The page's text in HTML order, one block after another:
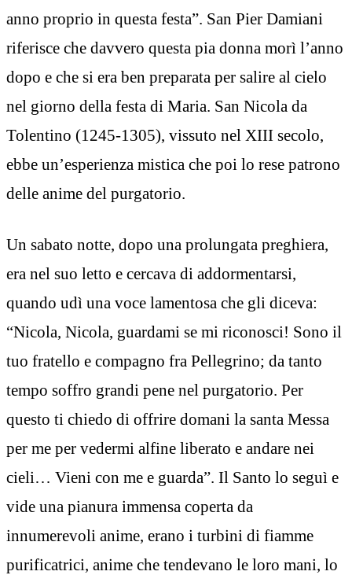
anno proprio in questa festa”. San Pier Damiani
riferisce che davvero questa pia donna morì l’anno
dopo e che si era ben preparata per salire al cielo
nel giorno della festa di Maria. San Nicola da
Tolentino (1245-1305), vissuto nel XIII secolo,
ebbe un’esperienza mistica che poi lo rese patrono
delle anime del purgatorio.
Un sabato notte, dopo una prolungata preghiera,
era nel suo letto e cercava di addormentarsi,
quando udì una voce lamentosa che gli diceva:
“Nicola, Nicola, guardami se mi riconosci! Sono il
tuo fratello e compagno fra Pellegrino; da tanto
tempo soffro grandi pene nel purgatorio. Per
questo ti chiedo di offrire domani la santa Messa
per me per vedermi alfine liberato e andare nei
cieli… Vieni con me e guarda”. Il Santo lo seguì e
vide una pianura immensa coperta da
innumerevoli anime, erano i turbini di fiamme
purificatrici, anime che tendevano le loro mani, lo